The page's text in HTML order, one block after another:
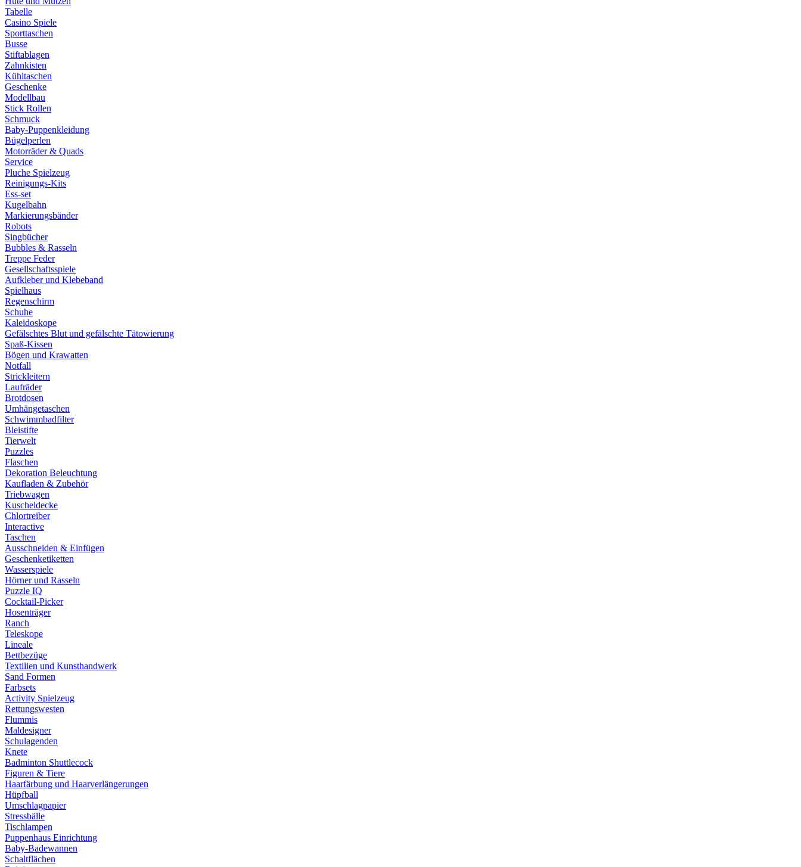
Tabelle
Casino Spiele
Sporttaschen
Busse
Stiftablagen
Zahnkisten
Kühltaschen
Geschenke
Modellbau
Stick Rollen
Schmuck
Baby-Puppenkleidung
Bügelperlen
Motorräder & Quads
Service
Pluche Spielzeug
Reinigungs-Kits
Ess-set
Kugelbahn
Markierungsbänder
Robots
Singbücher
Bubbles & Rasseln
Treppe Feder
Gesellschaftsspiele
Aufkleber und Klebeband
Spielhaus
Regenschirm
Schuhe
Kaleidoskope
Gefälschtes Blut und gefälschte Tätowierung
Spaß-Kissen
Bögen und Krawatten
Notfall
Strickleitern
Laufräder
Brotdosen
Umhängetaschen
Schwimmbadfilter
Bleistifte
Tierwelt
Puzzles
Flaschen
Dekoration Beleuchtung
Kaufladen & Zubehör
Triebwagen
Kuscheldecke
Chlortreiber
Interactive
Taschen
Ausschneiden & Einfügen
Geschenketiketten
Wasserspiele
Hörner und Rasseln
Puzzle IQ
Cocktail-Picker
Hosenträger
Ranch
Teleskope
Lineale
Bettbezüge
Textilien und Kunsthandwerk
Sand Formen
Farbsets
Activity Spielzeug
Rettungswesten
Flummis
Maldesigner
Schulagenden
Knete
Badminton Shuttlecock
Figuren & Tiere
Haarfärbung und Haarverlängerungen
Hüpfball
Umschlagpapier
Stressbälle
Tischlampen
Puppenhaus Einrichtung
Baby-Badewannen
Schaltflächen